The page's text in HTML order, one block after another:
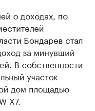
о доходах, по
Бондарев стал
за минувший
В собственности
участок
дом площадью
X7.